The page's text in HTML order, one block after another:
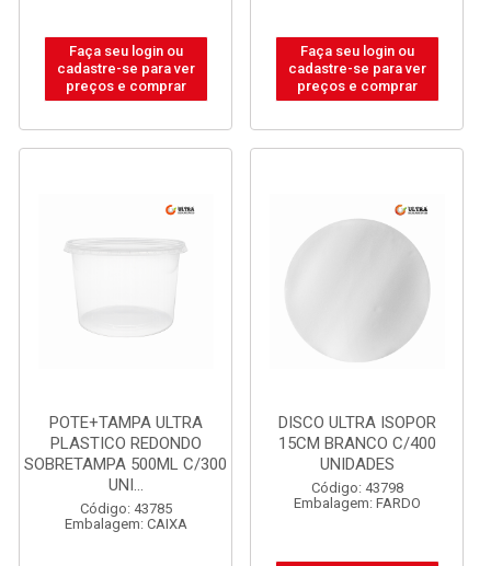
Faça seu login ou
cadastre-se para ver
preços e comprar
Faça seu login ou
cadastre-se para ver
preços e comprar
POTE+TAMPA ULTRA
PLASTICO REDONDO
SOBRETAMPA 500ML C/300
UNI...
Código: 43785
Embalagem: CAIXA
DISCO ULTRA ISOPOR
15CM BRANCO C/400
UNIDADES
Código: 43798
Embalagem: FARDO